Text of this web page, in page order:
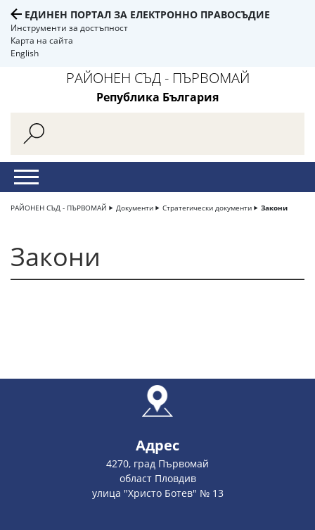
ЕДИНЕН ПОРТАЛ ЗА ЕЛЕКТРОННО ПРАВОСЪДИЕ
Инструменти за достъпност
Карта на сайта
English
РАЙОНЕН СЪД - ПЪРВОМАЙ
Република България
РАЙОНЕН СЪД - ПЪРВОМАЙ Документи Стратегически документи Закони
Закони
Адрес
4270, град Първомай
област Пловдив
улица "Христо Ботев" № 13